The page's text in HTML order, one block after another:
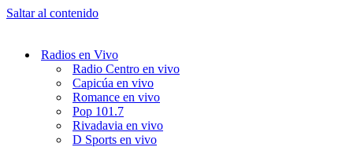
Saltar al contenido
Radios en Vivo
Radio Centro en vivo
Capicúa en vivo
Romance en vivo
Pop 101.7
Rivadavia en vivo
D Sports en vivo